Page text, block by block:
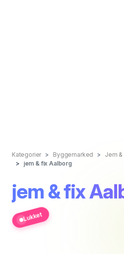
Kategorier Byggemarked Jem
jem & fix Aalborg
jem & fix
Lukket